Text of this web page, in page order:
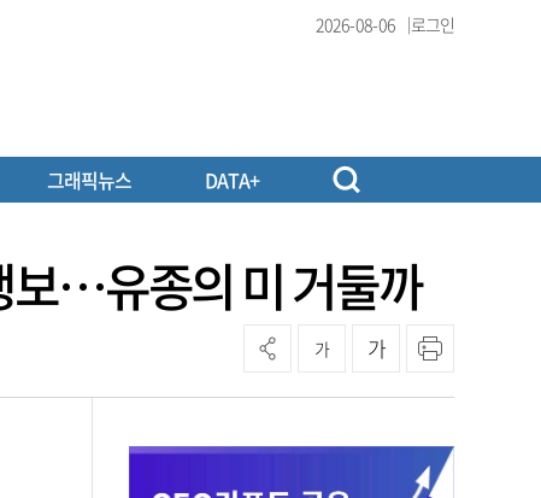
2026-08-06 로그인
그래픽뉴스 DATA+
보…유종의 미 거둘까
가 가